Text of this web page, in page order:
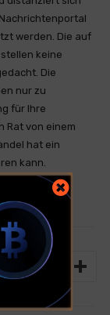
werden. Die auf
keine
Die
nur zu
für Ihre
Rat von einem
hat ein
kann.
Tumblr